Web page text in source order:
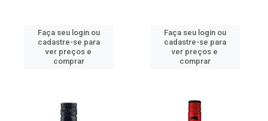
Faça seu login ou
cadastre-se para
ver preços e
comprar
Faça seu login ou
cadastre-se para
ver preços e
comprar